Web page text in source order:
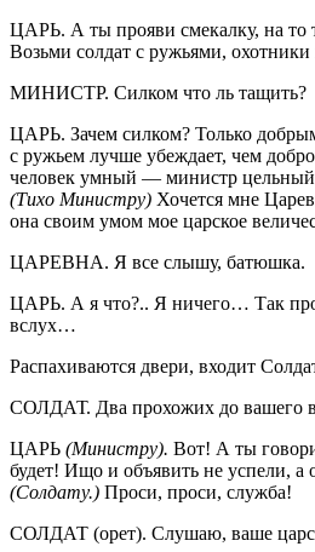
ЦАРЬ. А ты прояви смекалку, на то
Возьми солдат с ружьями, охотники
МИНИСТР. Силком что ль тащить?
ЦАРЬ. Зачем силком? Только
с ружьем лучше убеждает, чем
человек умный — министр
(Тихо Министру) Хочется мне
она своим умом мое царское
ЦАРЕВНА. Я все слышу, батюшка.
ЦАРЬ. А я что?.. Я ничего… Так
вслух…
Распахиваются двери, входит
СОЛДАТ. Два прохожих до вашего
ЦАРЬ (Министру). Вот! А ты
будет! Ищо и объявить не успели, а
(Солдату.) Проси, проси, служба!
СОЛДАТ (орет). Слушаю, ваше